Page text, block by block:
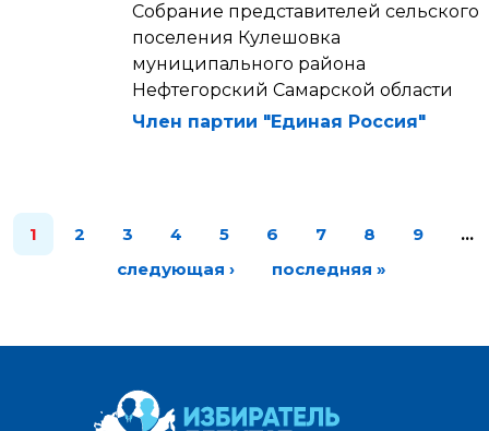
Собрание представителей сельского
поселения Кулешовка
муниципального района
Нефтегорский Самарской области
Член партии "Единая Россия"
1 2 3 4 5 6 7 8 9
…
следующая ›
последняя »